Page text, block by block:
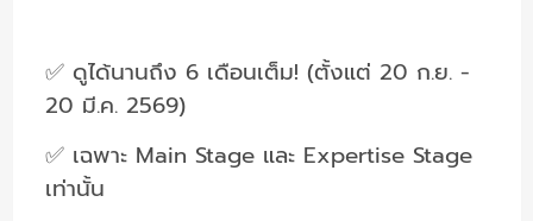
✅ ดูได้นานถึง 6 เดือนเต็ม! (ตั้งแต่ 20 ก.ย. -
20 มี.ค. 2569)
✅ เฉพาะ Main Stage และ Expertise Stage
เท่านั้น